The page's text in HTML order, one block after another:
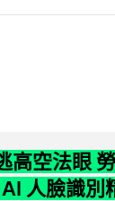
高空法眼
人臉識別